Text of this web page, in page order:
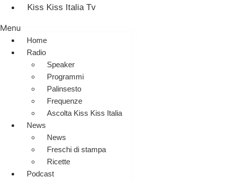
Kiss Kiss Italia Tv
Menu
Home
Radio
Speaker
Programmi
Palinsesto
Frequenze
Ascolta Kiss Kiss Italia
News
News
Freschi di stampa
Ricette
Podcast